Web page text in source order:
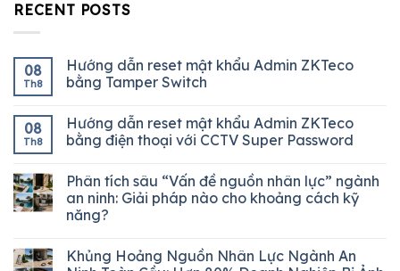
RECENT POSTS
08
Th8
Hướng dẫn reset mật khẩu Admin ZKTeco
bằng Tamper Switch
08
Th8
Hướng dẫn reset mật khẩu Admin ZKTeco
bằng điện thoại với CCTV Super Password
Phân tích sâu “Vấn đề nguồn nhân lực” ngành
an ninh: Giải pháp nào cho khoảng cách kỹ
năng?
Khủng Hoảng Nguồn Nhân Lực Ngành An